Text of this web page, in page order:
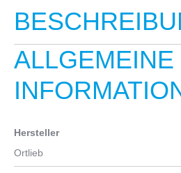
ALLGEMEINE
Hersteller
Ortlieb